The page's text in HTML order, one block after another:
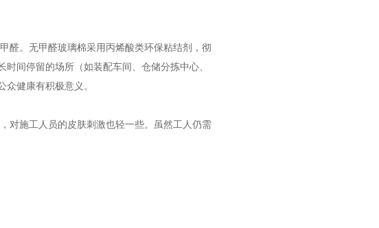
醛。无甲醛玻璃棉采用丙烯酸类环保粘结剂，彻
间停留的场所（如装配车间、仓储分拣中心、
健康有积极意义。
对施工人员的皮肤刺激也轻一些。虽然工人仍需